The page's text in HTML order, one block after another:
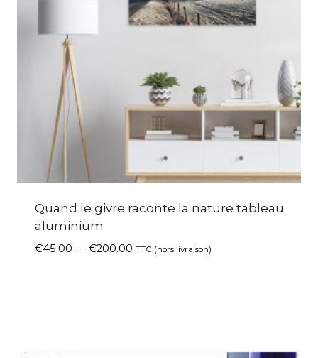
Quand le givre raconte la nature tableau
aluminium
€45.00 – €200.00 TTC (hors livraison)